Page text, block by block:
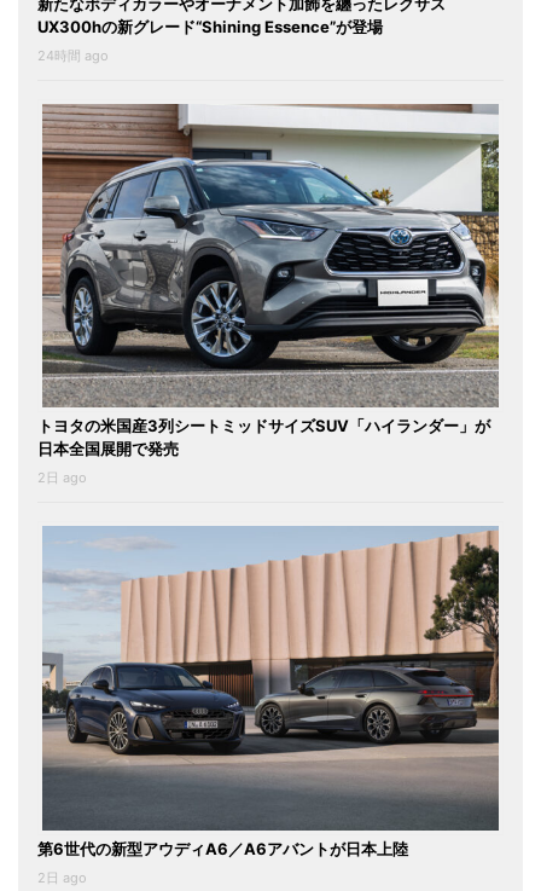
UX300hの新グレード“Shining Essence”が登場
24時間 ago
トヨタの米国産3列シートミッドサイズSUV「ハイランダー」が
日本全国展開で発売
2日 ago
第6世代の新型アウディA6／A6アバントが日本上陸
2日 ago